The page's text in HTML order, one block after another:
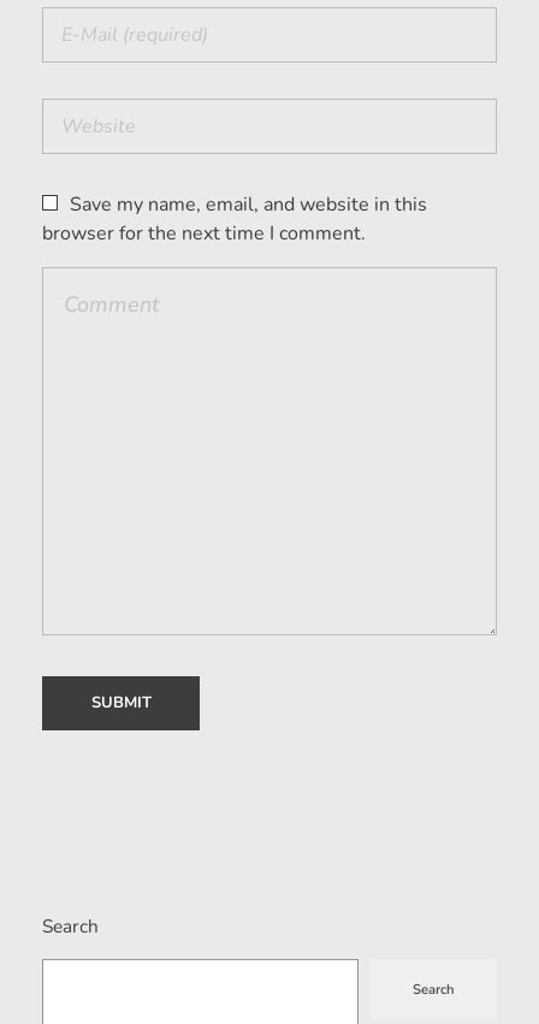
Save my name, email, and website in this
browser for the next time I comment.
Search
Search